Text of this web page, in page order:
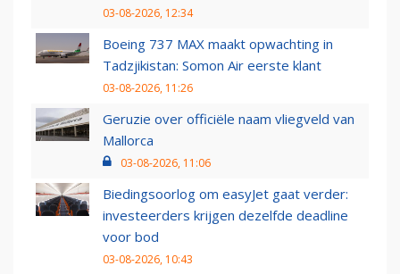
03-08-2026, 12:34
Boeing 737 MAX maakt opwachting in
Tadzjikistan: Somon Air eerste klant
03-08-2026, 11:26
Geruzie over officiële naam vliegveld van
Mallorca
03-08-2026, 11:06
Biedingsoorlog om easyJet gaat verder:
investeerders krijgen dezelfde deadline
voor bod
03-08-2026, 10:43